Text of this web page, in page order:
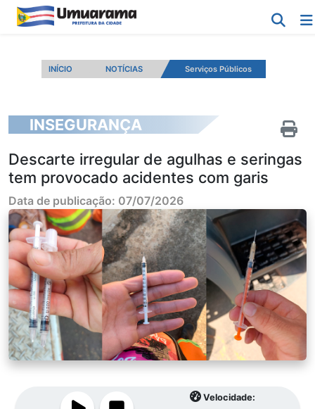
INÍCIO NOTÍCIAS Serviços Públicos
INSEGURANÇA
Descarte irregular de agulhas e seringas
tem provocado acidentes com garis
Data de publicação: 07/07/2026
Velocidade: